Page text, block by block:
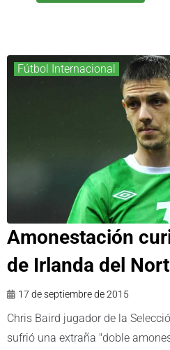
Fútbol Internacional
Amonestación
de Irlanda del
17 de septiembre de 2015
Chris Baird jugador de la
sufrió una extraña "doble